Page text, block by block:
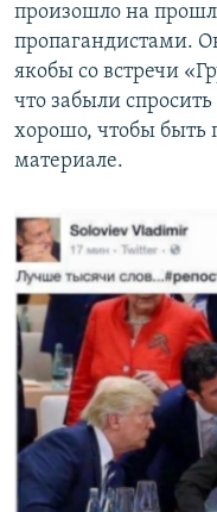
произошло на
пропагандистами.
якобы со встречи
что забыли
хорошо, чтобы быть
материале.